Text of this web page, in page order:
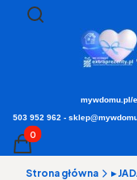
Otwórz wyszukiwarkę
Szukaj
mywdomu.pl/
503 952 962 -
Produkty w koszyku:
Koszyk
Strona główna ▸